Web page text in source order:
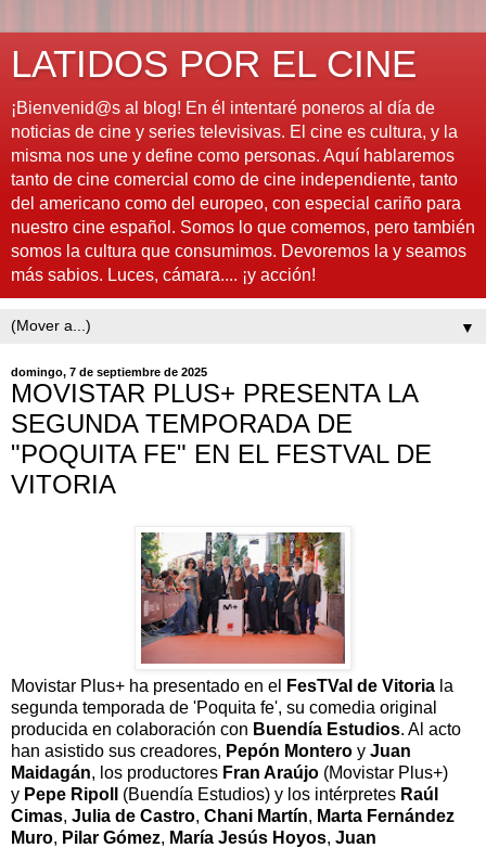
LATIDOS POR EL CINE
¡Bienvenid@s al blog! En él intentaré poneros al día de
noticias de cine y series televisivas. El cine es cultura, y la
misma nos une y define como personas. Aquí hablaremos
tanto de cine comercial como de cine independiente, tanto
del americano como del europeo, con especial cariño para
nuestro cine español. Somos lo que comemos, pero también
somos la cultura que consumimos. Devoremos la y seamos
más sabios. Luces, cámara.... ¡y acción!
▼
domingo, 7 de septiembre de 2025
MOVISTAR PLUS+ PRESENTA LA
SEGUNDA TEMPORADA DE
"POQUITA FE" EN EL FESTVAL DE
VITORIA
Movistar Plus+ ha presentado en el FesTVal de Vitoria la
segunda temporada de 'Poquita fe', su comedia original
producida en colaboración con Buendía Estudios. Al acto
han asistido sus creadores, Pepón Montero y Juan
Maidagán, los productores Fran Araújo (Movistar Plus+)
y Pepe Ripoll (Buendía Estudios) y los intérpretes Raúl
Cimas, Julia de Castro, Chani Martín, Marta Fernández
Muro, Pilar Gómez, María Jesús Hoyos, Juan